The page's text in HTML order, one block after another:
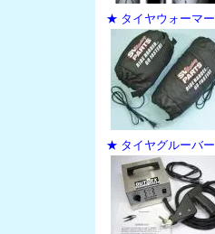
★ タイヤウォーマー
★ タイヤグルーバー